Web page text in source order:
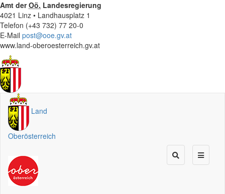
Amt derOö. Landesregierung
4021 Linz • Landhausplatz 1
Telefon (+43 732) 77 20-0
E-Mail post@ooe.gv.at
www.land-oberoesterreich.gv.at
Land
Oberösterreich